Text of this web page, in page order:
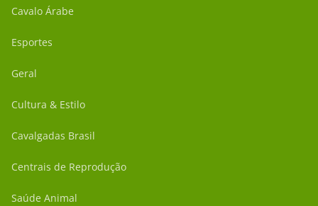
Cavalo Árabe
Esportes
Geral
Cultura & Estilo
Cavalgadas Brasil
Centrais de Reprodução
Saúde Animal